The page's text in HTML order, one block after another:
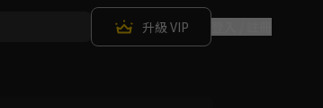
升級 VIP